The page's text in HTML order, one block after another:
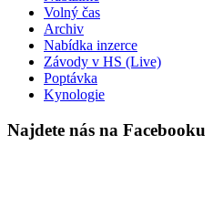
Volný čas
Archiv
Nabídka inzerce
Závody v HS (Live)
Poptávka
Kynologie
Najdete nás na Facebooku